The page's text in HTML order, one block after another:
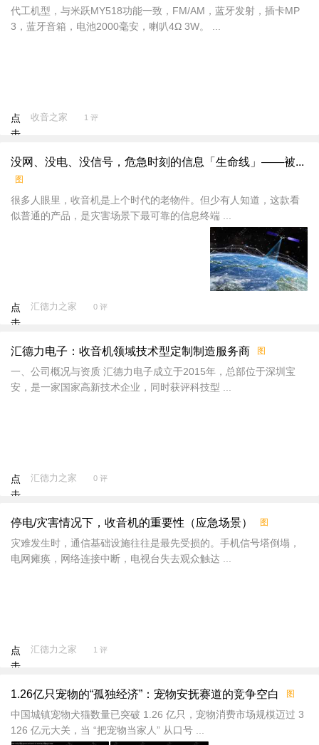
加
载
代工机型，与米跃MY518功能一致，FM/AM，蓝牙发射，插卡MP
3，蓝牙音箱，电池2000毫安，喇叭4Ω 3W。 ...
点
击
新
加
载
收音之家 1 评
没网、没电、没信号，危急时刻的信息「生命线」——被...
图
很多人眼里，收音机是上个时代的老物件。但少有人知道，这款看
似普通的产品，是灾害场景下最可靠的信息终端 ...
点
击
新
加
载
汇德力之家 0 评
汇德力电子：收音机领域技术型定制制造服务商 图
一、公司概况与资质 汇德力电子成立于2015年，总部位于深圳宝
安，是一家国家高新技术企业，同时获评科技型 ...
点
击
新
加
载
汇德力之家 0 评
停电/灾害情况下，收音机的重要性（应急场景） 图
灾难发生时，通信基础设施往往是最先受损的。手机信号塔倒塌，
电网瘫痪，网络连接中断，电视台失去观众触达 ...
点
击
新
加
载
汇德力之家 1 评
1.26亿只宠物的“孤独经济”：宠物安抚赛道的竞争空白 图
中国城镇宠物犬猫数量已突破 1.26 亿只，宠物消费市场规模迈过 3
126 亿元大关，当 “把宠物当家人” 从口号 ...